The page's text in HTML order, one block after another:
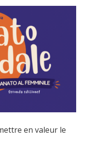
en valeur le